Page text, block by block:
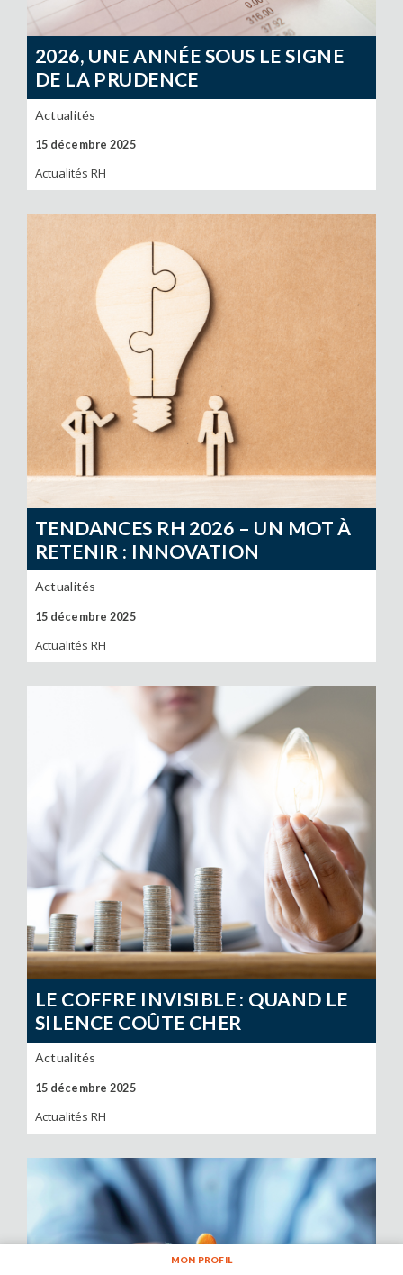
MON PROFIL
2026, UNE ANNÉE SOUS LE SIGNE
DE LA PRUDENCE
Actualités
15 décembre 2025
Actualités RH
TENDANCES RH 2026 – UN MOT À
RETENIR : INNOVATION
Actualités
15 décembre 2025
Actualités RH
LE COFFRE INVISIBLE : QUAND LE
SILENCE COÛTE CHER
Actualités
15 décembre 2025
Actualités RH